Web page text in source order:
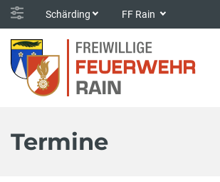
Schärding FF Rain
Termine